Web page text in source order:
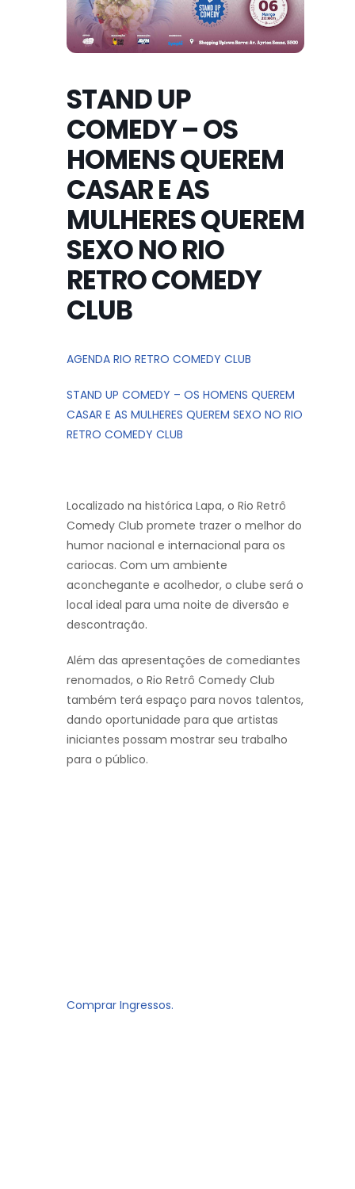
STAND UP
COMEDY – OS
HOMENS QUEREM
CASAR E AS
MULHERES QUEREM
SEXO NO RIO
RETRO COMEDY
CLUB
AGENDA RIO RETRO COMEDY CLUB
STAND UP COMEDY – OS HOMENS QUEREM
CASAR E AS MULHERES QUEREM SEXO NO RIO
RETRO COMEDY CLUB
Localizado na histórica Lapa, o Rio Retrô
Comedy Club promete trazer o melhor do
humor nacional e internacional para os
cariocas. Com um ambiente
aconchegante e acolhedor, o clube será o
local ideal para uma noite de diversão e
descontração.
Além das apresentações de comediantes
renomados, o Rio Retrô Comedy Club
também terá espaço para novos talentos,
dando oportunidade para que artistas
iniciantes possam mostrar seu trabalho
para o público.
Comprar Ingressos.